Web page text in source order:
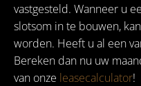
vastgesteld. Wanneer u
slotsom in te bouwen,
worden. Heeft u al een
Bereken dan nu uw
van onze leasecalculator!